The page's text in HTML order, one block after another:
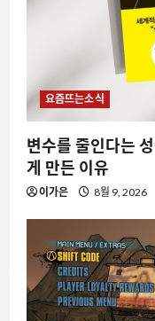
요즘뜨는소식
변수를 줄인다는
게 만든 이유
이가은 8월 9, 2026